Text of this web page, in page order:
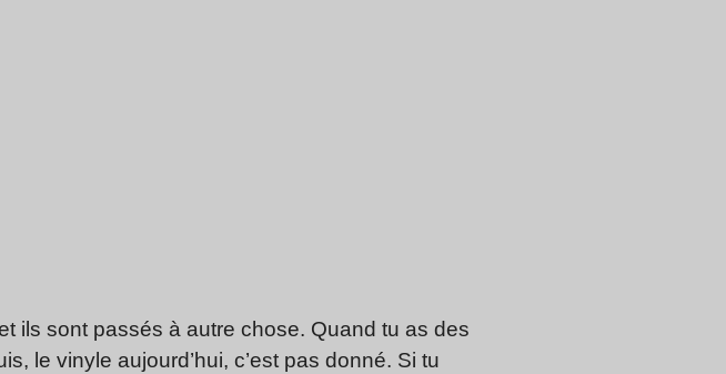
ils sont passés à autre chose. Quand tu as des
le vinyle aujourd’hui, c’est pas donné. Si tu